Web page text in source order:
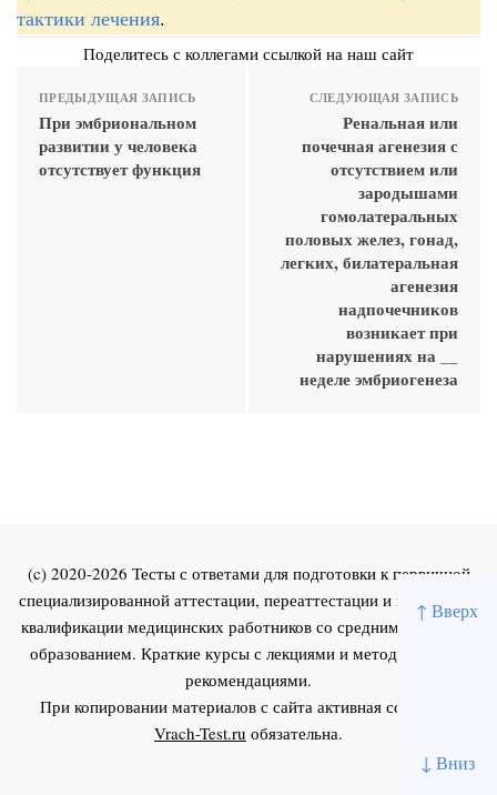
↑ Вверх
↓ Вниз
тактики лечения.
Поделитесь с коллегами ссылкой на наш сайт
ПРЕДЫДУЩАЯ ЗАПИСЬ
При эмбриональном
развитии у человека
отсутствует функция
СЛЕДУЮЩАЯ ЗАПИСЬ
Ренальная или
почечная агенезия с
отсутствием или
зародышами
гомолатеральных
половых желез, гонад,
легких, билатеральная
агенезия
надпочечников
возникает при
нарушениях на __
неделе эмбриогенеза
(c) 2020-2026 Тесты с ответами для подготовки к первичной
специализированной аттестации, переаттестации и повышения
квалификации медицинских работников со средним и высшим
образованием. Краткие курсы с лекциями и методическими
рекомендациями.
При копировании материалов с сайта активная ссылка на
Vrach-Test.ru обязательна.